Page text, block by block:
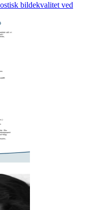
bildekvalitet ved